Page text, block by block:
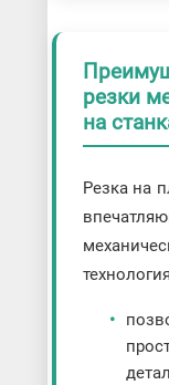
резки
на
Резка на